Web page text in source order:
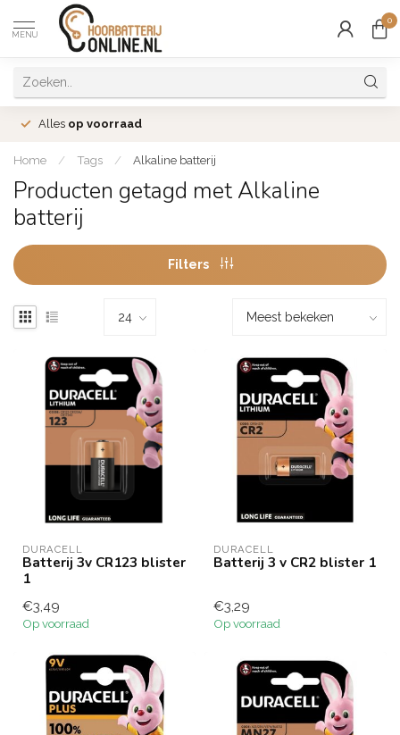
MENU
0
Alles op voorraad
Home / Tags / Alkaline batterij
Producten getagd met Alkaline
batterij
Filters
DURACELL
Batterij 3v CR123 blister
1
€3,49
Op voorraad
DURACELL
Batterij 3 v CR2 blister 1
€3,29
Op voorraad